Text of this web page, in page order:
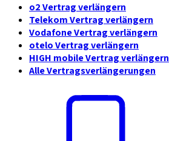
o2 Vertrag verlängern
Telekom Vertrag verlängern
Vodafone Vertrag verlängern
otelo Vertrag verlängern
HIGH mobile Vertrag verlängern
Alle Vertragsverlängerungen